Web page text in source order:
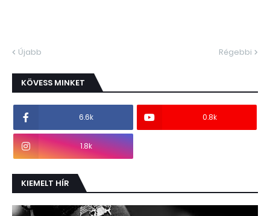
Újabb Régebbi
KÖVESS MINKET
6.6k 0.8k
1.8k
KIEMELT HÍR